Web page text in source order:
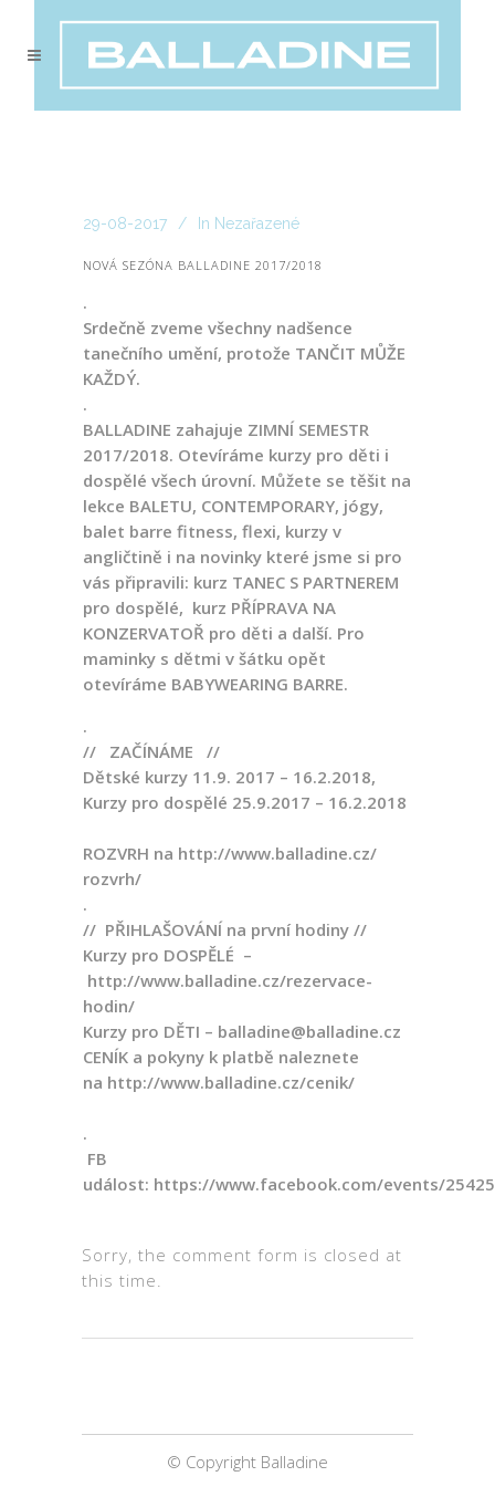
29-08-2017 In Nezařazené
NOVÁ SEZÓNA BALLADINE 2017/2018
.
Srdečně zveme všechny nadšence
tanečního umění, protože TANČIT MŮŽE
KAŽDÝ.
.
BALLADINE zahajuje ZIMNÍ SEMESTR
2017/2018. Otevíráme kurzy pro děti i
dospělé všech úrovní. Můžete se těšit na
lekce BALETU, CONTEMPORARY, jógy,
balet barre fitness, flexi, kurzy v
angličtině i na novinky které jsme si pro
vás připravili: kurz TANEC S PARTNEREM
pro dospělé, kurz PŘÍPRAVA NA
KONZERVATOŘ pro děti a další. Pro
maminky s dětmi v šátku opět
otevíráme BABYWEARING BARRE.
.
// ZAČÍNÁME //
Dětské kurzy 11.9. 2017 – 16.2.2018,
Kurzy pro dospělé 25.9.2017 – 16.2.2018
ROZVRH na http://www.balladine.cz/
rozvrh/
.
// PŘIHLAŠOVÁNÍ na první hodiny //
Kurzy pro DOSPĚLÉ –
http://www.balladine.cz/rezervace-
hodin/
Kurzy pro DĚTI – balladine@balladine.cz
CENÍK a pokyny k platbě naleznete
na http://www.balladine.cz/cenik/
.
FB
událost: https://www.facebook.com/events/
Sorry, the comment form is closed at
this time.
© Copyright Balladine